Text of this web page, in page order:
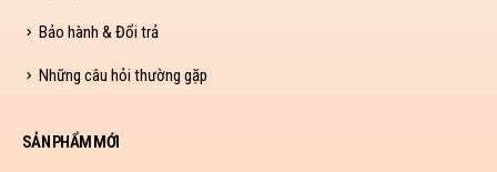
Bảo hành & Đổi trả
Những câu hỏi thường gặp
SẢN PHẨM MỚI